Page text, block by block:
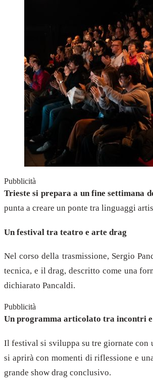
Pubblicità
Trieste si prepara a un fine settimana
punta a creare un ponte tra linguaggi
Un festival tra teatro e arte drag
Nel corso della trasmissione, Sergio
tecnica, e il drag, descritto come una
dichiarato Pancaldi.
Pubblicità
Un programma articolato tra incontri
Il festival si sviluppa su tre giornate con
si aprirà con momenti di riflessione e
grande show drag conclusivo.